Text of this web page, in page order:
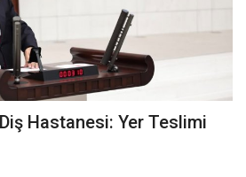
Hastanesi: Yer Teslimi